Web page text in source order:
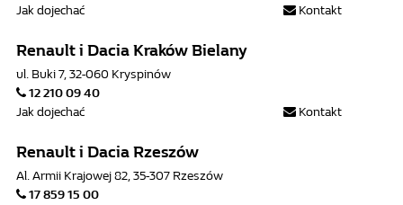
Kontakt
Jak dojechać
Renault i Dacia Kraków Bielany
ul. Buki 7, 32-060 Kryspinów
12 210 09 40
Kontakt
Jak dojechać
Renault i Dacia Rzeszów
Al. Armii Krajowej 82, 35-307 Rzeszów
17 859 15 00